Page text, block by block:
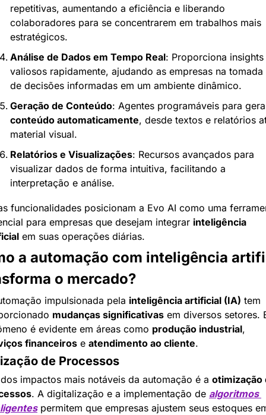
repetitivas, aumentando a eficiência e liberando
colaboradores para se concentrarem em trabalhos mais
estratégicos.
Análise de Dados em Tempo Real: Proporciona insights
valiosos rapidamente, ajudando as empresas na tomada
de decisões informadas em um ambiente dinâmico.
Geração de Conteúdo
conteúdo automaticamente, desde textos e relatórios
material visual.
Relatórios e Visualizações: Recursos avançados para
visualizar dados de forma intuitiva, facilitando a
interpretação e análise.
funcionalidades posicionam a Evo AI como uma
para empresas que desejam integrar inteligência
em suas operações diárias.
a automação com inteligência
o mercado?
impulsionada pela inteligência artificial (IA) tem
mudanças significativas em diversos setores.
é evidente em áreas como produção industrial
financeiros e atendimento ao cliente.
de Processos
impactos mais notáveis da automação é a otimização
. A digitalização e a implementação de algoritmos
permitem que empresas ajustem seus estoques